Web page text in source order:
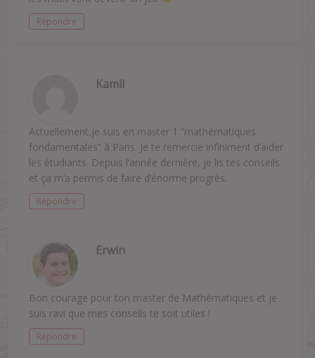
Répondre
Kamil
Actuellement,je suis en master 1 “mathématiques
fondamentales” à Paris. Je te remercie infiniment d’aider
les étudiants. Depuis l’année dernière, je lis tes conseils
et ça m’a permis de faire d’énorme progrès.
Répondre
Erwin
Bon courage pour ton master de Mathématiques et je
suis ravi que mes conseils te soit utiles !
Répondre